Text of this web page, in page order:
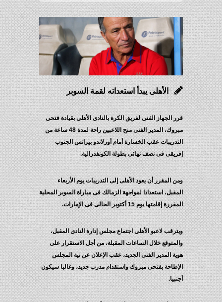
الأهلى يبدأ استعداته لقمة السوبر
قرر الجهاز الفنى لفريق الكرة بالنادى الأهلى بقيادة فتحى
مبروك، المدير الفنى منح اللاعبين راحة لمدة 48 ساعة من
التدريبات عقب الخسارة أمام أورلاندو بيراتس الجنوب
إفريقى فى نصف نهائى بطولة الكونفدرالية.
ومن المقرر أن يعود الأهلى إلى التدريبات يوم الأربعاء
المقبل، استعدادا لمواجهة الزمالك فى مباراة السوبر المحلية
المقررة إقامتها يوم 15 أكتوبر الحالى فى الإمارات.
ويترقب لاعبو الأهلى اجتماع مجلس إدارة النادى المقبل،
والمتوقع خلال الساعات المقبلة، من أجل الاستقرار على
هوية المدير الفنى الجديد، عقب الإعلان عن نية المجلس
الإطاحة بفتحى مبروك واستقدام مدرب جديد، وغالبا سيكون
أجنبيا.